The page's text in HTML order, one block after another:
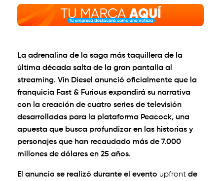
La adrenalina de la saga más taquillera de la
última década salta de la gran pantalla al
streaming. Vin Diesel anunció oficialmente que la
franquicia Fast & Furious expandirá su narrativa
con la creación de cuatro series de televisión
desarrolladas para la plataforma Peacock, una
apuesta que busca profundizar en las historias y
personajes que han recaudado más de 7.000
millones de dólares en 25 años.
El anuncio se realizó durante el evento upfront de